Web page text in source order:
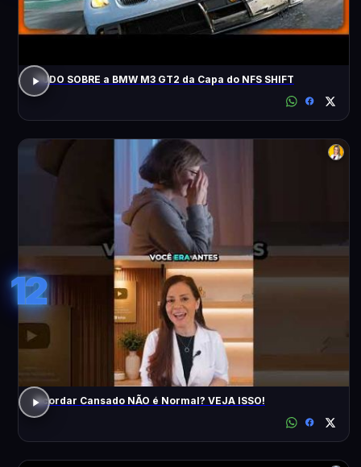
TUDO SOBRE a BMW M3 GT2 da Capa do NFS SHIFT
12
Acordar Cansado NÃO é Normal? VEJA ISSO!